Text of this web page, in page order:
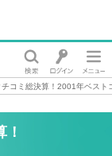
コミ総決算！2001年ベスト